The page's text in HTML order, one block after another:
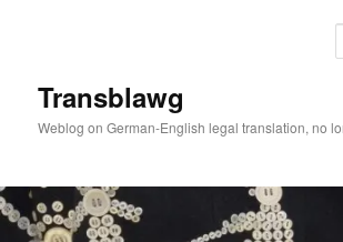
Transblawg
Weblog on German-English legal translation, no